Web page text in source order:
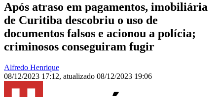
Após atraso em pagamentos, imobiliária
de Curitiba descobriu o uso de
documentos falsos e acionou a polícia;
criminosos conseguiram fugir
Alfredo Henrique
08/12/2023 17:12, atualizado 08/12/2023 19:06